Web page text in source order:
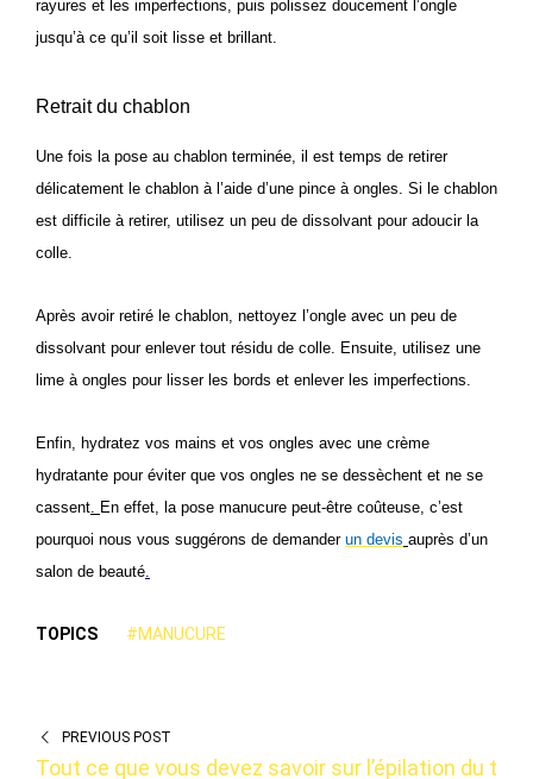
rayures et les imperfections, puis polissez doucement l’ongle
jusqu’à ce qu’il soit lisse et brillant.
Retrait du chablon
Une fois la pose au chablon terminée, il est temps de retirer
délicatement le chablon à l’aide d’une pince à ongles. Si le chablon
est difficile à retirer, utilisez un peu de dissolvant pour adoucir la
colle.
Après avoir retiré le chablon, nettoyez l’ongle avec un peu de
dissolvant pour enlever tout résidu de colle. Ensuite, utilisez une
lime à ongles pour lisser les bords et enlever les imperfections.
Enfin, hydratez vos mains et vos ongles avec une crème
hydratante pour éviter que vos ongles ne se dessèchent et ne se
cassent. En effet, la pose manucure peut-être coûteuse, c’est
pourquoi nous vous suggérons de demander un devis auprès d’un
salon de beauté.
TOPICS #MANUCURE
PREVIOUS POST
Tout ce que vous devez savoir sur l’épilation du t